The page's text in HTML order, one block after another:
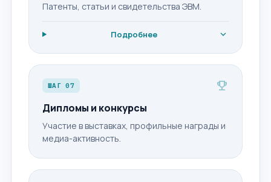
Патенты, статьи и свидетельства ЭВМ.
Подробнее expand_more
ШАГ 07 emoji_events
Дипломы и конкурсы
Участие в выставках, профильные награды и
медиа-активность.